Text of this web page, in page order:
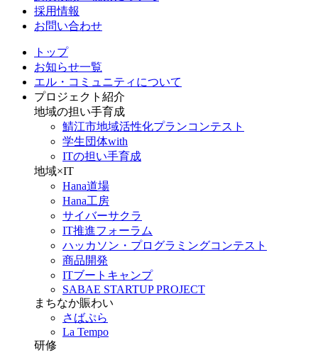
採用情報
お問い合わせ
トップ
お知らせ一覧
エル・コミュニティについて
プロジェクト紹介
地域の担い手育成
鯖江市地域活性化プランコンテスト
学生団体with
ITの担い手育成
地域×IT
Hana道場
Hana工房
サイバーサクラ
IT推進フォーラム
ハッカソン・プログラミングコンテスト
商品開発
ITブートキャンプ
SABAE STARTUP PROJECT
まちなか賑わい
さばぷら
La Tempo
研修